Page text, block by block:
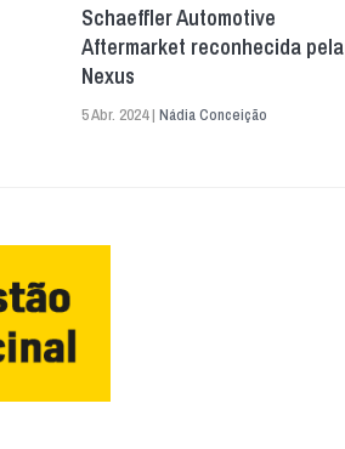
Schaeffler Automotive
Aftermarket reconhecida pela
Nexus
5 Abr. 2024 |Nádia Conceição